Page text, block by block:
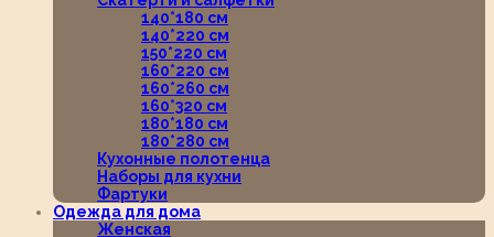
140*180 см
140*220 см
150*220 см
160*220 см
160*260 см
160*320 см
180*180 см
180*280 см
Кухонные полотенца
Наборы для кухни
Фартуки
Одежда для дома
Женская